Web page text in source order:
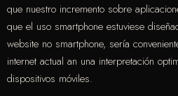
que nuestro incremento sobre
que el uso smartphone estuviese
website no smartphone, serí­a
internet actual an una interpretación
dispositivos móviles.